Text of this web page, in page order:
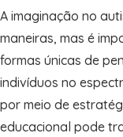
A imaginação no
maneiras, mas é
formas únicas de
indivíduos no
por meio de
educacional pode